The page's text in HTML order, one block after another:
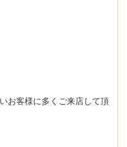
お客様に多くご来店して頂